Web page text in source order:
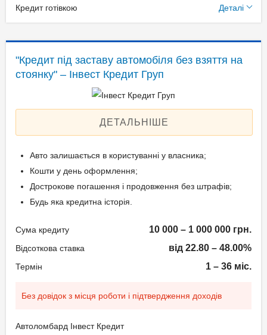
Паспорт громадянина
України;
Технічний паспорт на
авто;
Ідентифікаційний номер.
Кредит готівкою
Деталі
Спосіб погашення:
Aннуітет
Спосіб погашення:
Класичний
Дострокове погашення:
Без страхування
чоловіка;
"Кредит під заставу автомобіля без взяття на
стоянку" – Інвест Кредит Груп
ДЕТАЛЬНІШЕ
Авто залишається в користуванні у власника;
Кошти у день оформлення;
Дострокове погашення і продовження без штрафів;
Будь яка кредитна історія.
Сума кредиту 10 000 – 1 000 000 грн.
Відсоткова ставка від 22.80 – 48.00%
Термін 1 – 36 міс.
Без довідок з місця роботи і підтвердження доходів
Автоломбард Інвест Кредит